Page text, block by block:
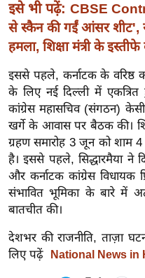
ल
बे
मि
सा
ल
श
ख्सि
य
त
यं
इं
डि
इसे भी पढ़ें: CBSE
से स्कैन की गईं आंसर शीट',
हमला, शिक्षा मंत्री के
इससे पहले, कर्नाटक के वरिष्ठ
के लिए नई दिल्ली में एकत्रित
कांग्रेस महासचिव (संगठन)
खर्गे के आवास पर बैठक की।
ग्रहण समारोह 3 जून को शाम
है। इससे पहले, सिद्धारमैया ने
और कर्नाटक कांग्रेस विधायक
संभावित भूमिका के बारे में
बातचीत की।
देशभर की राजनीति, ताज़ा
लिए पढ़ें
National News in